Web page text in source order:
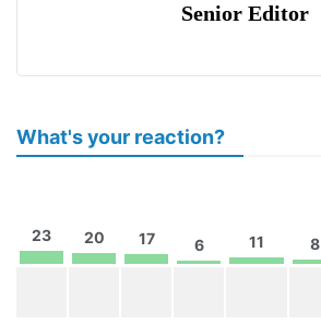
Senior Editor
What's your reaction?
23 20 17 6 11 8